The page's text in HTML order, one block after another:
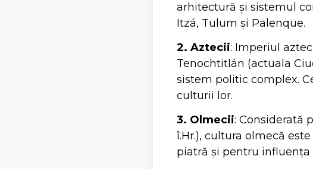
arhitectură și sistemul
Itzá, Tulum și Palenque.
2. Aztecii: Imperiul
Tenochtitlán (actuala
sistem politic complex.
culturii lor.
3. Olmecii: Considerată
î.Hr.), cultura olmecă
piatră și pentru